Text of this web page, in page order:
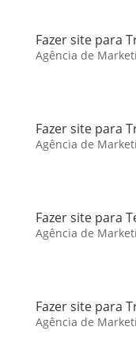
Fazer site para
Agência de
Fazer site para
Agência de
Fazer site para
Agência de
Fazer site para
Agência de